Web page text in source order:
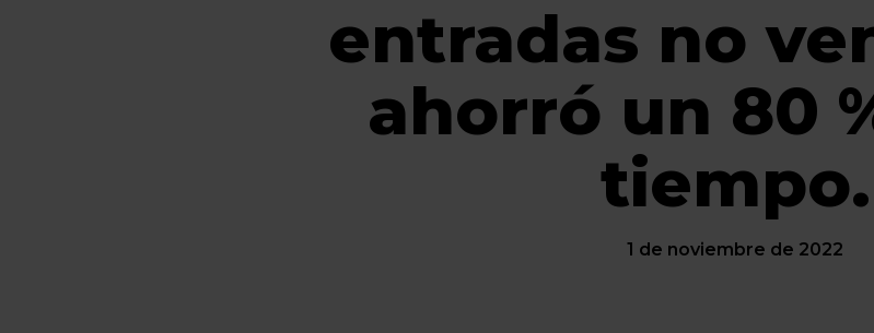
entradas no
ahorró un 80
tiempo.
1 de noviembre de 2022